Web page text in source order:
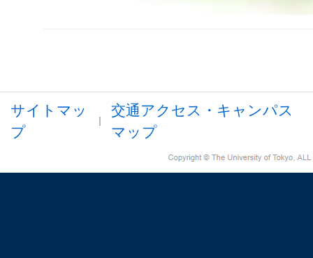
サイトマッ
プ
交通アクセス・キャンパス
マップ